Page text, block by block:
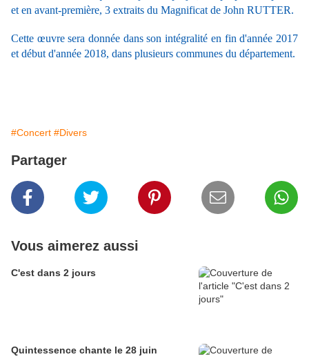
et en avant-première, 3 extraits du Magnificat de John RUTTER.
Cette œuvre sera donnée dans son intégralité en fin d'année 2017
et début d'année 2018, dans plusieurs communes du département.
#Concert #Divers
Partager
Vous aimerez aussi
C'est dans 2 jours
Quintessence chante le 28 juin